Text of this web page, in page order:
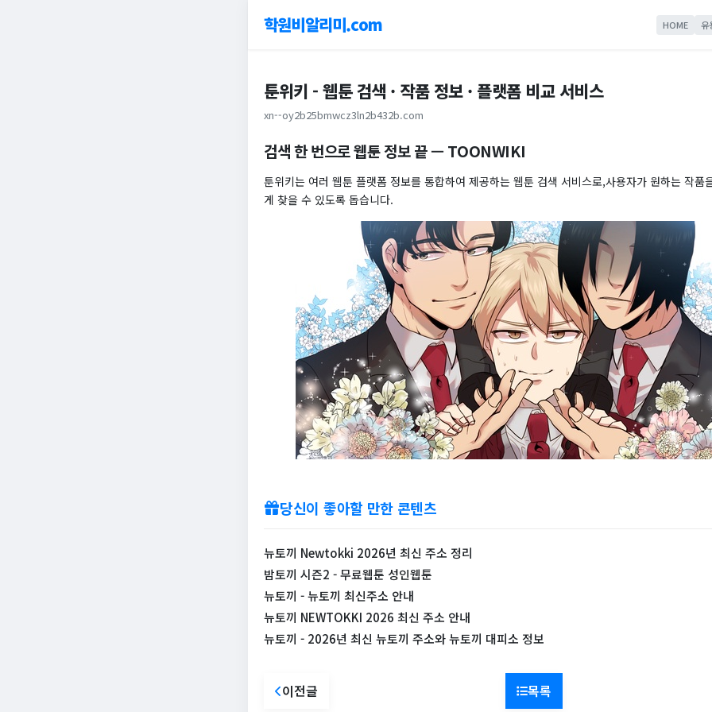
학원비알리미.com HOME 유
툰위키 - 웹툰 검색 · 작품 정보 · 플랫폼 비교 서비스
xn--oy2b25bmwcz3ln2b432b.com
검색 한 번으로 웹툰 정보 끝 — TOONWIKI
툰위키는 여러 웹툰 플랫폼 정보를 통합하여 제공하는 웹툰 검색 서비스로,사용자가 원하는 작품
게 찾을 수 있도록 돕습니다.
당신이 좋아할 만한 콘텐츠
뉴토끼 Newtokki 2026년 최신 주소 정리
밤토끼 시즌2 - 무료웹툰 성인웹툰
뉴토끼 - 뉴토끼 최신주소 안내
뉴토끼 NEWTOKKI 2026 최신 주소 안내
뉴토끼 - 2026년 최신 뉴토끼 주소와 뉴토끼 대피소 정보
이전글 목록